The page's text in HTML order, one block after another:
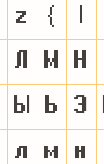
z {
Л М Н
Ы Ь Э
л м н